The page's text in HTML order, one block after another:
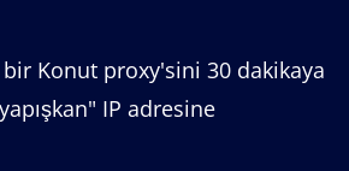
Konut proxy'sini 30 dakikaya
IP adresine